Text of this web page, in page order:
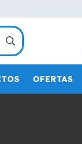
OFERTAS